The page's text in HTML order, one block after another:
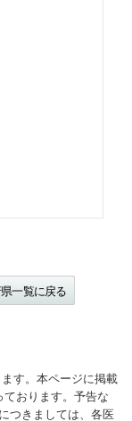
一覧に戻る
す。本ページに掲載
ております。予告な
つきましては、各医